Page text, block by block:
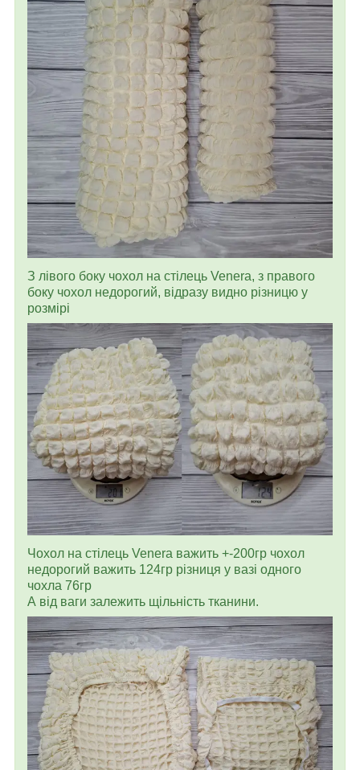
З лівого боку чохол на стілець Venera, з правого
боку чохол недорогий, відразу видно різницю у
розмірі
Чохол на стілець Venera важить +-200гр чохол
недорогий важить 124гр різниця у вазі одного
чохла 76гр
А від ваги залежить щільність тканини.